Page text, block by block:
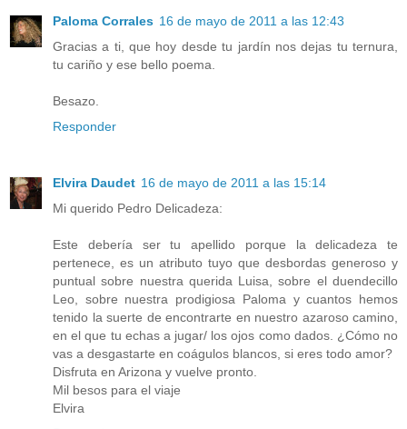
Paloma Corrales 16 de mayo de 2011 a las 12:43
Gracias a ti, que hoy desde tu jardín nos dejas tu ternura,
tu cariño y ese bello poema.
Besazo.
Responder
Elvira Daudet 16 de mayo de 2011 a las 15:14
Mi querido Pedro Delicadeza:
Este debería ser tu apellido porque la delicadeza te
pertenece, es un atributo tuyo que desbordas generoso y
puntual sobre nuestra querida Luisa, sobre el duendecillo
Leo, sobre nuestra prodigiosa Paloma y cuantos hemos
tenido la suerte de encontrarte en nuestro azaroso camino,
en el que tu echas a jugar/ los ojos como dados. ¿Cómo no
vas a desgastarte en coágulos blancos, si eres todo amor?
Disfruta en Arizona y vuelve pronto.
Mil besos para el viaje
Elvira